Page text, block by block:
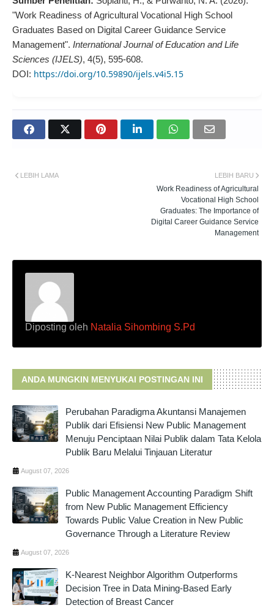
"Work Readiness of Agricultural Vocational High School
Graduates Based on Digital Career Guidance Service
Management". International Journal of Education and Life
Sciences (IJELS), 4(5), 595-608.
DOI: https://doi.org/10.59890/ijels.v4i5.15
LEBIH BARU
Work Readiness of Agricultural
Vocational High School
Graduates: The Importance of
Digital Career Guidance Service
Management
LEBIH LAMA
Diposting oleh Natalia Sihombing S.Pd
ANDA MUNGKIN MENYUKAI POSTINGAN INI
Perubahan Paradigma Akuntansi Manajemen
Publik dari Efisiensi New Public Management
Menuju Penciptaan Nilai Publik dalam Tata Kelola
Publik Baru Melalui Tinjauan Literatur
August 07, 2026
Public Management Accounting Paradigm Shift
from New Public Management Efficiency
Towards Public Value Creation in New Public
Governance Through a Literature Review
August 07, 2026
K-Nearest Neighbor Algorithm Outperforms
Decision Tree in Data Mining-Based Early
Detection of Breast Cancer